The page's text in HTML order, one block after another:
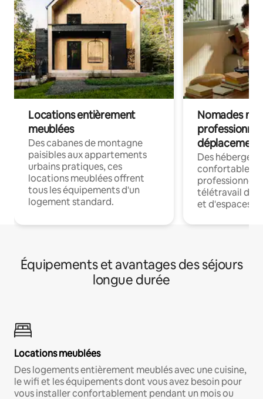
Locations entièrement
meublées
Des cabanes de montagne
paisibles aux appartements
urbains pratiques, ces
locations meublées offrent
tous les équipements d'un
logement standard.
Nomades
déplacement
Des
confortables
professionnels
télétravail
et d'espaces
Équipements et avantages des séjours
longue durée
Locations meublées
Des logements entièrement meublés avec une cuisine,
le wifi et les équipements dont vous avez besoin pour
vous installer confortablement pendant un mois ou